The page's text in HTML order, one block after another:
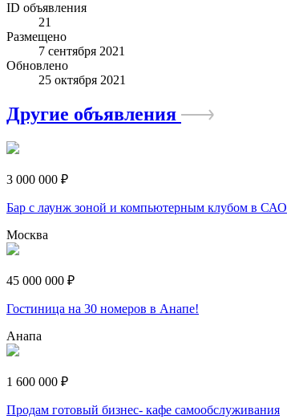
ID объявления
21
Размещено
7 сентября 2021
Обновлено
25 октября 2021
Другие объявления
3 000 000 ₽
Бар с лаунж зоной и компьютерным клубом в САО
Москва
45 000 000 ₽
Гостиница на 30 номеров в Анапе!
Анапа
1 600 000 ₽
Продам готовый бизнес- кафе самообслуживания